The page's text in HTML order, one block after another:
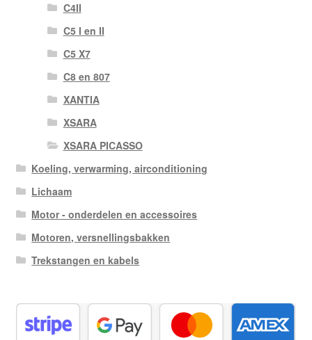
C4II
C5 I en II
C5 X7
C8 en 807
XANTIA
XSARA
XSARA PICASSO
Koeling, verwarming, airconditioning
Lichaam
Motor - onderdelen en accessoires
Motoren, versnellingsbakken
Trekstangen en kabels